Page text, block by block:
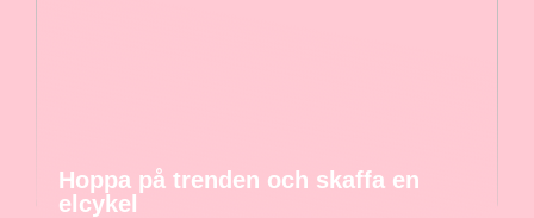
Hoppa på trenden och skaffa en
elcykel